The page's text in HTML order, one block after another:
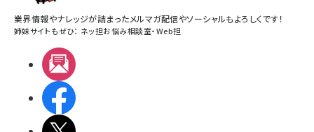
業界情報やナレッジが詰まったメルマガ配信やソーシャルもよろしくです！
姉妹サイトもぜひ： ネッ担お悩み相談室・Web担